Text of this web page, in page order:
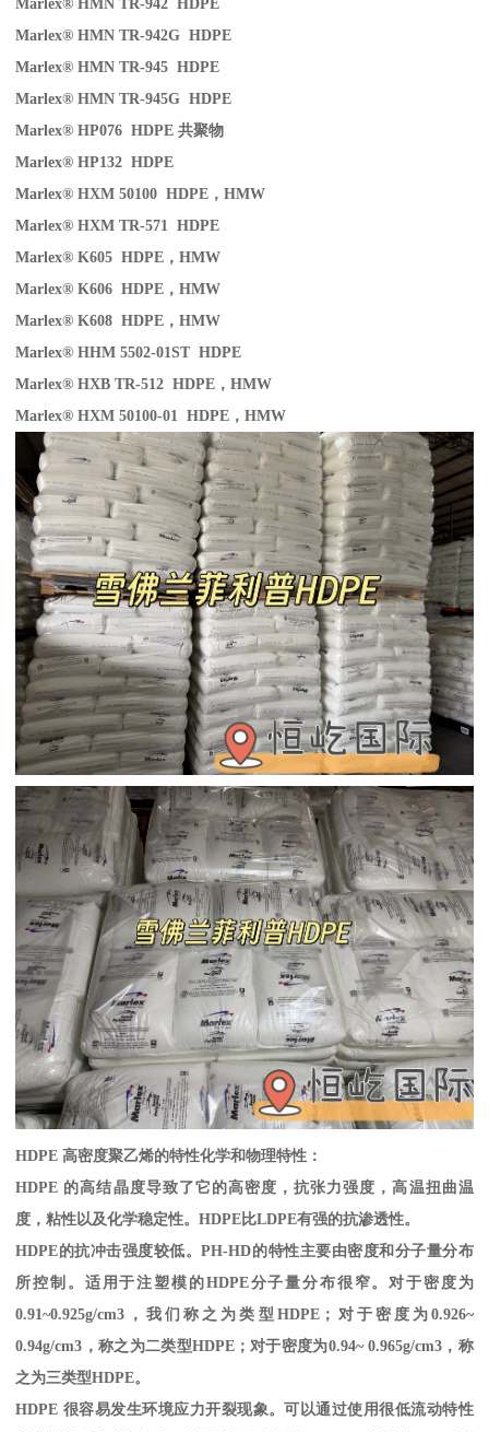
Marlex® HMN TR-942 HDPE
Marlex® HMN TR-942G HDPE
Marlex® HMN TR-945 HDPE
Marlex® HMN TR-945G HDPE
Marlex® HP076 HDPE共聚物
Marlex® HP132 HDPE
Marlex® HXM 50100 HDPE ，HMW
Marlex® HXM TR-571 HDPE
Marlex® K605 HDPE ，HMW
Marlex® K606 HDPE ，HMW
Marlex® K608 HDPE ，HMW
Marlex® HHM 5502-01ST HDPE
Marlex® HXB TR-512 HDPE ，HMW
Marlex® HXM 50100-01 HDPE ，HMW
HDPE 高密度聚乙烯的特性化学和物理特性：
HDPE 的高结晶度导致了它的高密度，抗张力强度，高温扭曲温
度，粘性以及化学稳定性。HDPE 比LDPE有强的抗渗透性。
HDPE的抗冲击强度较低。PH-HD的特性主要由密度和分子量分布
所控制。适用于注塑模的HDPE分子量分布很窄。对于密度为
0.91~0.925g/cm3 ，我们称之为类型 HDPE；对于密度为 0.926~
0.94g/cm3 ，称之为二类型HDPE；对于密度为0.94~ 0.965g/cm3 ，称
之为三类型HDPE。
HDPE 很容易发生环境应力开裂现象。可以通过使用很低流动特性